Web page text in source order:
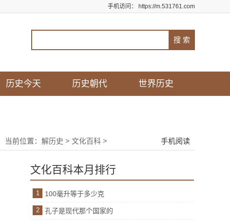
手机访问： https://m.531761.com
历史今天 历史朝代 世界历史
当前位置： 解历史 > 文化百科 > 手机阅读
文化百科本月排行
1 100毫升等于多少克
2 孔子是现代那个国家的